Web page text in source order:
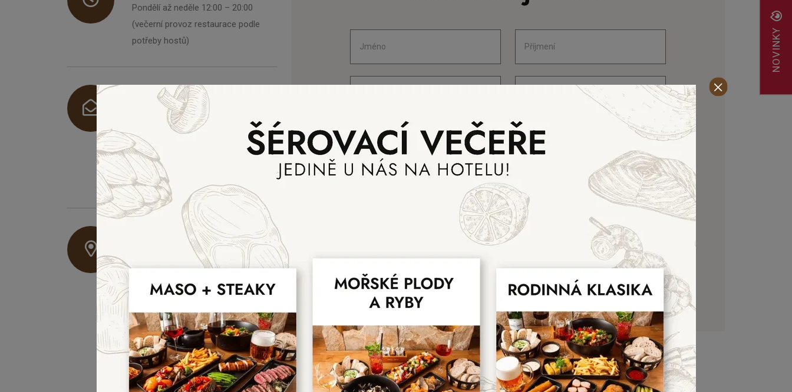
Pondělí až neděle 12:00 – 20:00
(večerní provoz restaurace podle
potřeby hostů)
Kontakt
recepce a restaurace
jedovnice@hotel-kras.cz
+420 601 339 636
ředitel hotelu – Michal Kutílek
+420 777 090 001
Sídlo společnosti
Hotel KRAS s.r.o.
613 00 Brno - Černá Pole
IČO 05779855
DIČ CZ05779855
Souhlasím se zpracováním osobních údajů
NOVINKY